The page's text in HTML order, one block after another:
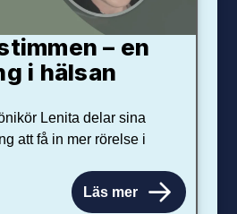
– en
i hälsan
Lenita delar sina
att få in mer rörelse i
Läs mer